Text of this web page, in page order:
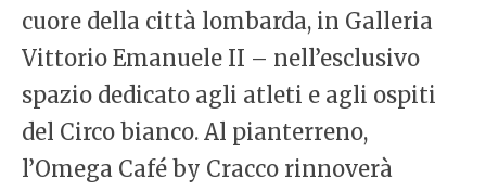
cuore della città lombarda, in Galleria
Vittorio Emanuele II – nell’esclusivo
spazio dedicato agli atleti e agli ospiti
del Circo bianco. Al pianterreno,
l’Omega Café by Cracco rinnoverà